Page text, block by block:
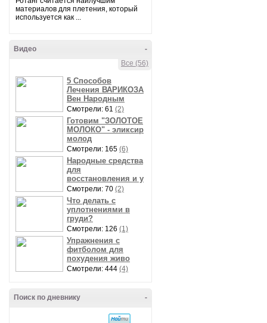
материалов для плетения, который
используется как ...
-
Видео
Все (56)
5 Способов
Лечения ВАРИКОЗА
Вен Народным
Смотрели: 61 (2)
Готовим "ЗОЛОТОЕ
МОЛОКО" - эликсир
молод
Смотрели: 165 (6)
Народные средства
для
восстановления и у
Смотрели: 70 (2)
Что делать с
уплотнениями в
груди?
Смотрели: 126 (1)
Упражнения с
фитболом для
похудения живо
Смотрели: 444 (4)
-
Поиск по дневнику